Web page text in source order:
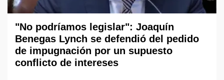
"No podríamos legislar": Joaquín
Benegas Lynch se defendió del pedido
de impugnación por un supuesto
conflicto de intereses